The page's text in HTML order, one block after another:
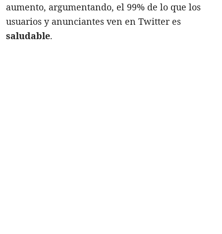
aumento, argumentando, el 99% de lo que los
usuarios y anunciantes ven en Twitter es
saludable.